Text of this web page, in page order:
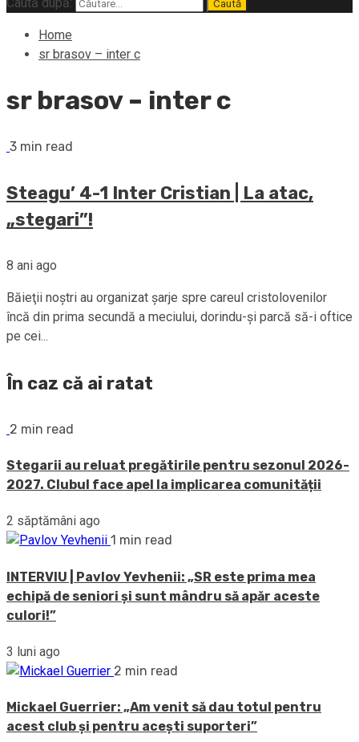
Home
sr brasov – inter c
sr brasov – inter c
3 min read
Steagu’ 4-1 Inter Cristian | La atac,
„stegari”!
8 ani ago
Băieţii noştri au organizat şarje spre careul cristolovenilor
încă din prima secundă a meciului, dorindu-şi parcă să-i oftice
pe cei...
În caz că ai ratat
2 min read
Stegarii au reluat pregătirile pentru sezonul 2026-
2027. Clubul face apel la implicarea comunității
2 săptămâni ago
1 min read
INTERVIU | Pavlov Yevhenii: „SR este prima mea
echipă de seniori și sunt mândru să apăr aceste
culori!”
3 luni ago
2 min read
Mickael Guerrier: „Am venit să dau totul pentru
acest club și pentru acești suporteri”